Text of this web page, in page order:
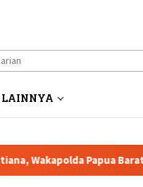
LAINNYA
Papua Barat: Lima